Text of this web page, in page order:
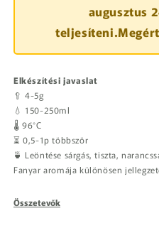
augusztus
Elkészítési javaslat
🥄 4-5g
💧 150-250ml
🌡️ 96°C
⏳ 0,5-1p többször
🍵 Leöntése sárgás, tiszta,
Fanyar aromája különösen
Összetevők